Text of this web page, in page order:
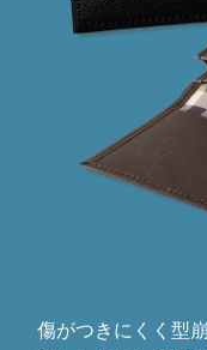
傷がつきにくく型